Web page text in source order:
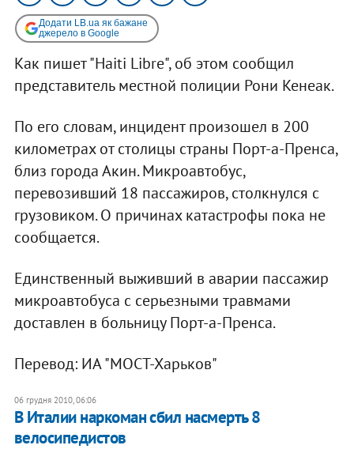
Додати LB.ua як бажане
джерело в Google
Как пишет "Haiti Libre", об этом сообщил
представитель местной полиции Рони Кенеак.
По его словам, инцидент произошел в 200
километрах от столицы страны Порт-а-Пренса,
близ города Акин. Микроавтобус,
перевозивший 18 пассажиров, столкнулся с
грузовиком. О причинах катастрофы пока не
сообщается.
Единственный выживший в аварии пассажир
микроавтобуса с серьезными травмами
доставлен в больницу Порт-а-Пренса.
Перевод: ИА "МОСТ-Харьков"
06 грудня 2010, 06:06
В Италии наркоман сбил насмерть 8
велосипедистов